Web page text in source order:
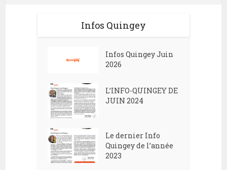
Infos Quingey
Infos Quingey Juin
2026
L’INFO-QUINGEY DE
JUIN 2024
Le dernier Info
Quingey de l’année
2023